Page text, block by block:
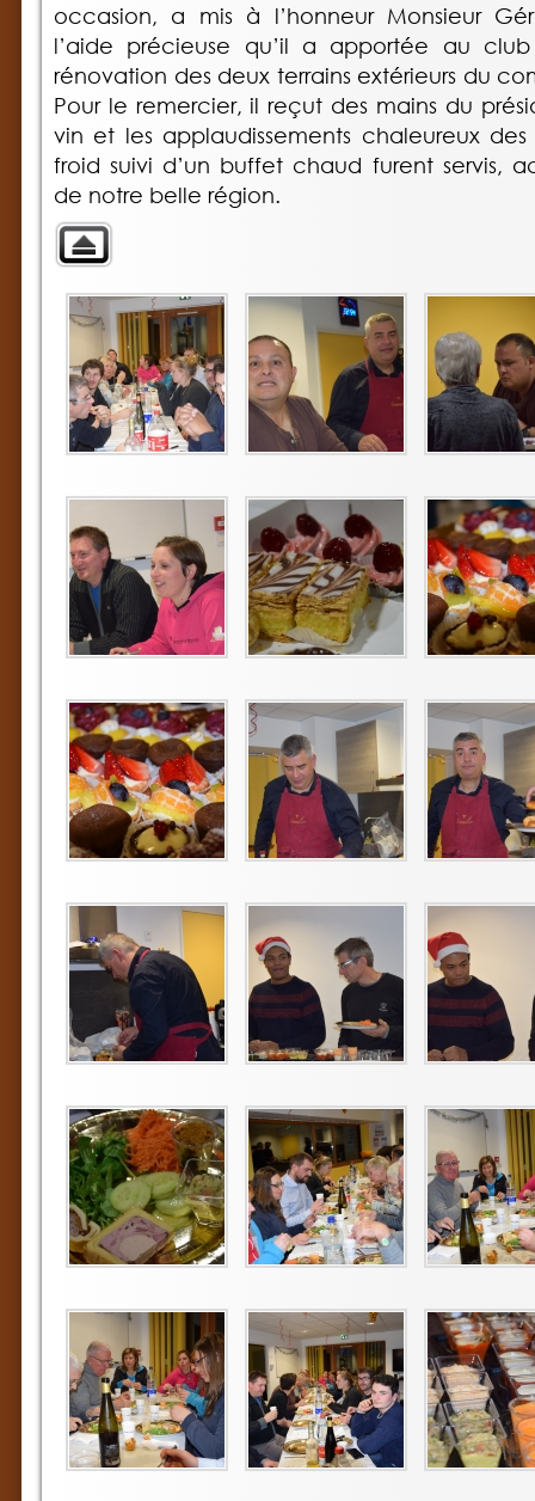
occasion, a mis à l’honneur Monsieur
l’aide précieuse qu’il a apportée au
rénovation des deux terrains extérieurs du
Pour le remercier, il reçut des mains du
vin et les applaudissements chaleureux
froid suivi d’un buffet chaud furent servis,
de notre belle région.